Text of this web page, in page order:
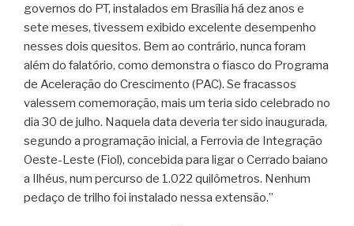
governos do PT, instalados em Brasília há dez anos e
sete meses, tivessem exibido excelente desempenho
nesses dois quesitos. Bem ao contrário, nunca foram
além do falatório, como demonstra o fiasco do Programa
de Aceleração do Crescimento (PAC). Se fracassos
valessem comemoração, mais um teria sido celebrado no
dia 30 de julho. Naquela data deveria ter sido inaugurada,
segundo a programação inicial, a Ferrovia de Integração
Oeste-Leste (Fiol), concebida para ligar o Cerrado baiano
a Ilhéus, num percurso de 1.022 quilômetros. Nenhum
pedaço de trilho foi instalado nessa extensão.”